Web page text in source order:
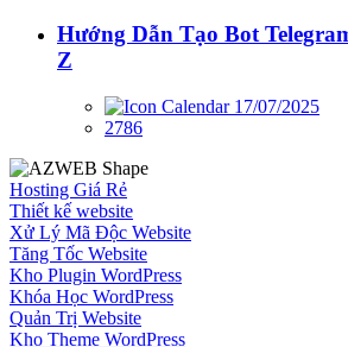
Hướng Dẫn Tạo Bot
Z
17/07/2025
2786
Hosting Giá Rẻ
Thiết kế website
Xử Lý Mã Độc Website
Tăng Tốc Website
Kho Plugin WordPress
Khóa Học WordPress
Quản Trị Website
Kho Theme WordPress